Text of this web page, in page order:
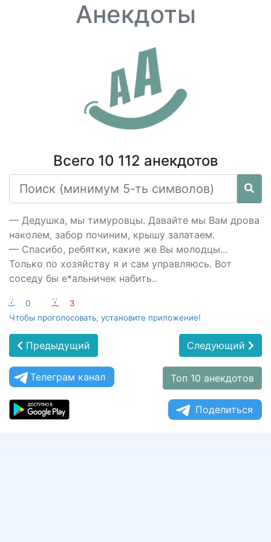
Анекдоты
Всего 10 112 анекдотов
— Дедушка, мы тимуровцы. Давайте мы Вам дрова
наколем, забор починим, крышу залатаем.
— Спасибо, ребятки, какие же Вы молодцы...
Только по хозяйству я и сам управляюсь. Вот
соседу бы е*альничек набить..
:-) 0 :-(
3
Чтобы проголосовать, установите приложение!
Предыдущий Следующий
Телеграм канал Топ 10 анекдотов
Поделиться